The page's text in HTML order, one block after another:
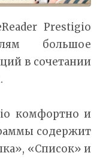
Prestigio
большое
в сочетании
комфортно и
содержит
«Список» и